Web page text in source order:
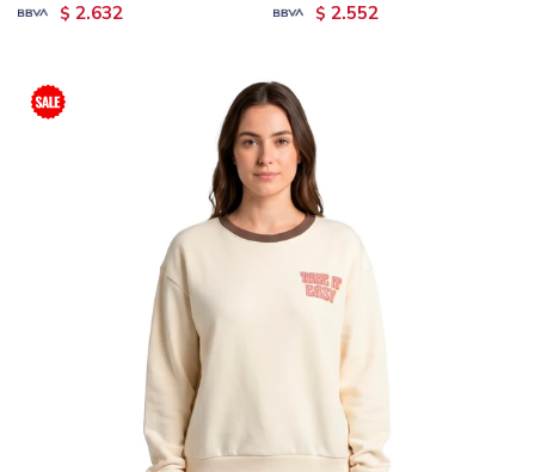
$ 2.632 $ 2.552